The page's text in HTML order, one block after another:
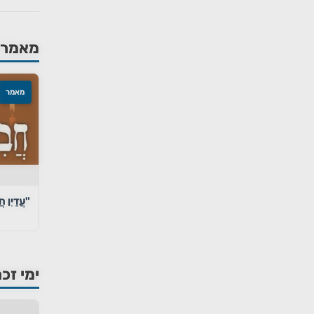
מאמר
"עֲדַיִן
ימי